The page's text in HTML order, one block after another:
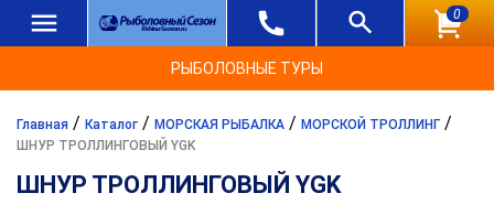
0
РЫБОЛОВНЫЕ ТУРЫ
Главная / Каталог / МОРСКАЯ РЫБАЛКА / МОРСКОЙ ТРОЛЛИНГ /
ШНУР ТРОЛЛИНГОВЫЙ YGK
ШНУР ТРОЛЛИНГОВЫЙ YGK